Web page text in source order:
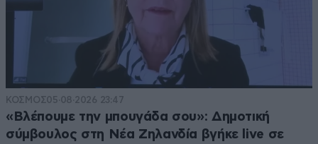
ΚΟΣΜΟΣ05·08·2026 23:47
«Βλέπουμε την μπουγάδα σου»: Δημοτική
σύμβουλος στη Νέα Ζηλανδία βγήκε live σε